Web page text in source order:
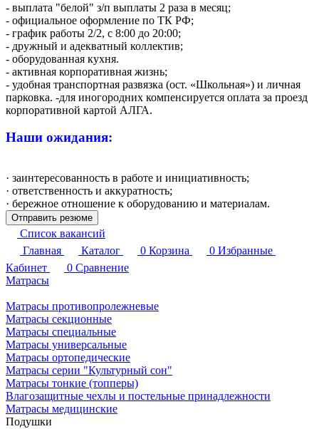
- выплата "белой" з/п выплаты 2 раза в месяц;
- официальное оформление по ТК РФ;
- график работы 2/2, с 8:00 до 20:00;
- дружный и адекватный коллектив;
- оборудованная кухня.
- активная корпоративная жизнь;
- удобная транспортная развязка (ост. «Школьная») и личная
парковка. -для иногородних компенсируется оплата за проезд
корпоративной картой АЛГА.
Наши ожидания:
· заинтересованность в работе и инициативность;
· ответственность и аккуратность;
· бережное отношение к оборудованию и материалам.
Отправить резюме
Список вакансий
Главная
Каталог 0 Корзина 0 Избранные
Кабинет
0 Сравнение
Матрасы
Матрасы противопролежневые
Матрасы секционные
Матрасы специальные
Матрасы универсальные
Матрасы ортопедические
Матрасы серии "Культурный сон"
Матрасы тонкие (топперы)
Влагозащитные чехлы и постельные принадлежности
Матрасы медицинские
Подушки